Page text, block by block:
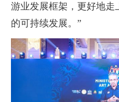
游业发展框架，更好地走
的可持续发展。”